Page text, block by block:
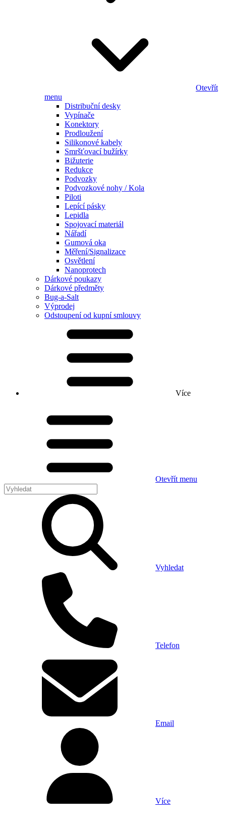
Otevřít
menu
Distribuční desky
Vypínače
Konektory
Prodloužení
Silikonové kabely
Smršťovací bužírky
Bižuterie
Redukce
Podvozky
Podvozkové nohy / Kola
Piloti
Lepící pásky
Lepidla
Spojovací materiál
Nářadí
Gumová oka
Měření/Signalizace
Osvětlení
Nanoprotech
Dárkové poukazy
Dárkové předměty
Bug-a-Salt
Výprodej
Odstoupení od kupní smlouvy
Více
Otevřít menu
Vyhledat
Telefon
Email
Více